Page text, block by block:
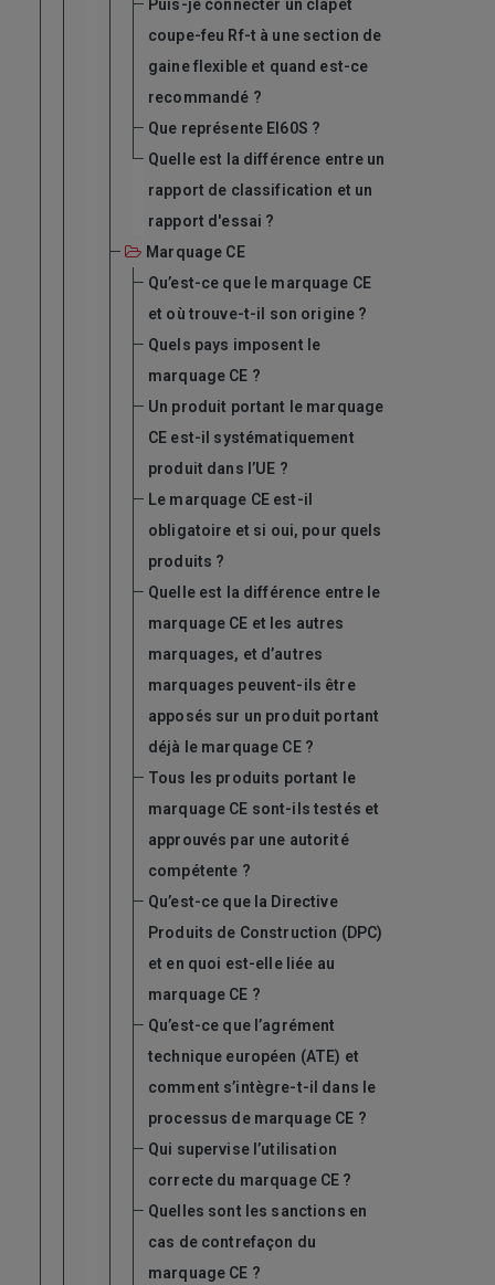
Puis-je connecter un clapet
coupe-feu Rf-t à une section de
gaine flexible et quand est-ce
recommandé ?
Que représente EI60S ?
Quelle est la différence entre un
rapport de classification et un
rapport d'essai ?
Marquage CE
Qu’est-ce que le marquage CE
et où trouve-t-il son origine ?
Quels pays imposent le
marquage CE ?
Un produit portant le marquage
CE est-il systématiquement
produit dans l’UE ?
Le marquage CE est-il
obligatoire et si oui, pour quels
produits ?
Quelle est la différence entre le
marquage CE et les autres
marquages, et d’autres
marquages peuvent-ils être
apposés sur un produit portant
déjà le marquage CE ?
Tous les produits portant le
marquage CE sont-ils testés et
approuvés par une autorité
compétente ?
Qu’est-ce que la Directive
Produits de Construction (DPC)
et en quoi est-elle liée au
marquage CE ?
Qu’est-ce que l’agrément
technique européen (ATE) et
comment s’intègre-t-il dans le
processus de marquage CE ?
Qui supervise l’utilisation
correcte du marquage CE ?
Quelles sont les sanctions en
cas de contrefaçon du
marquage CE ?